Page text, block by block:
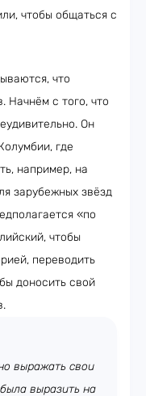
чтобы общаться с
что
Начнём с того, что
Он
где
например, на
зарубежных звёзд
«по
чтобы
переводить
доносить свой
выражать свои
выразить на